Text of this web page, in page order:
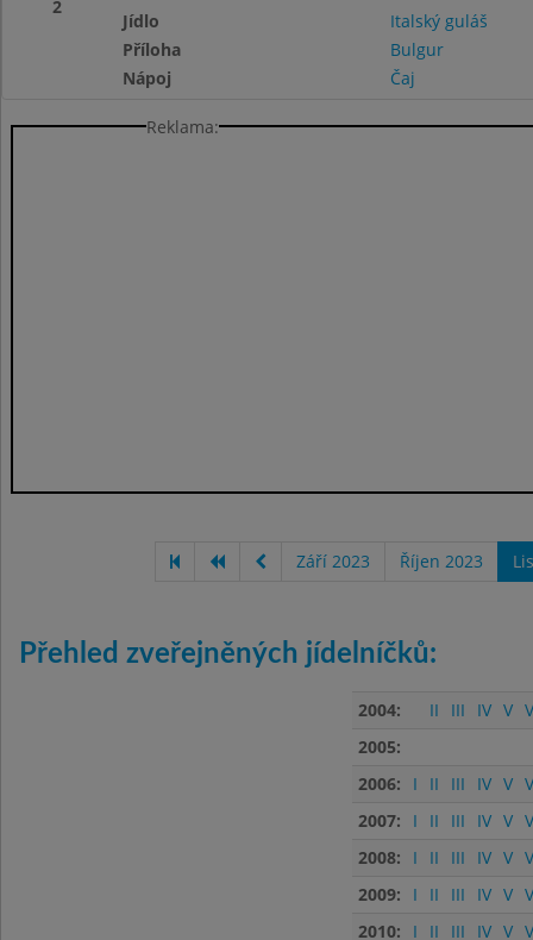
2
Jídlo
Italský guláš
Příloha
Bulgur
Nápoj
Čaj
Reklama:
Září 2023 Říjen 2023
Přehled zveřejněných jídelníčků:
2004: II III IV V
2005:
2006:
I II III IV V
2007:
I II III IV V
2008:
I II III IV V
2009:
I II III IV V
2010:
I II III IV V